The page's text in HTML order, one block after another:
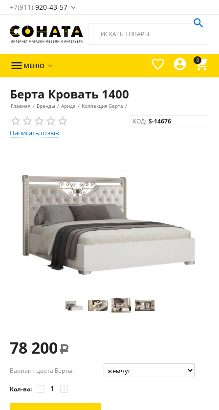
+7(911) 920-43-57 
0




 МЕНЮ 
Берта Кровать 1400
Главная / Бренды / Арида / Коллекция Берта /
Написать отзыв
КОД: S-14676
78 200 Р
Вариант цвета Берты:
Кол-во: +
−